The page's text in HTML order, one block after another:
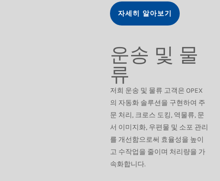
자세히 알아보기
운송 및 물
류
저희 운송 및 물류 고객은 OPEX
의 자동화 솔루션을 구현하여 주
문 처리, 크로스 도킹, 역물류, 문
서 이미지화, 우편물 및 소포 관리
를 개선함으로써 효율성을 높이
고 수작업을 줄이며 처리량을 가
속화합니다.